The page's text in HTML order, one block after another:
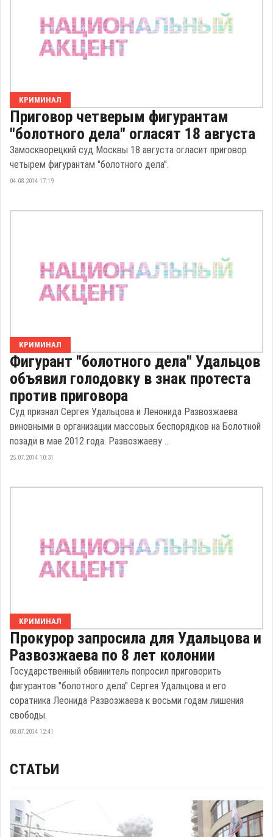
КРИМИНАЛ
Приговор четверым фигурантам
"болотного дела" огласят 18 августа
Замоскворецкий суд Москвы 18 августа огласит приговор
четырем фигурантам "болотного дела".
04.08.2014 17:19
КРИМИНАЛ
Фигурант "болотного дела" Удальцов
объявил голодовку в знак протеста
против приговора
Суд признал Сергея Удальцова и Ленонида Развозжаева
виновными в организации массовых беспорядков на Болотной
позади в мае 2012 года. Развозжаеву ...
25.07.2014 10:31
КРИМИНАЛ
Прокурор запросила для Удальцова и
Развозжаева по 8 лет колонии
Государственный обвинитель попросил приговорить
фигурантов "болотного дела" Сергея Удальцова и его
соратника Леонида Развозжаева к восьми годам лишения
свободы.
08.07.2014 12:41
СТАТЬИ